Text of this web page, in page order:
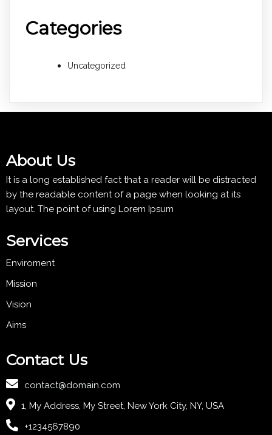
Categories
Uncategorized
About Us
It is a long established fact that a reader will be distracted
by the readable content of a page when looking at its
layout. The point of using Lorem Ipsum
Services
Enviroment
Mission
Vision
Aims
Contact Us
contact@domain.com
1, My Address, My Street, New York City, NY, USA
+1234567890